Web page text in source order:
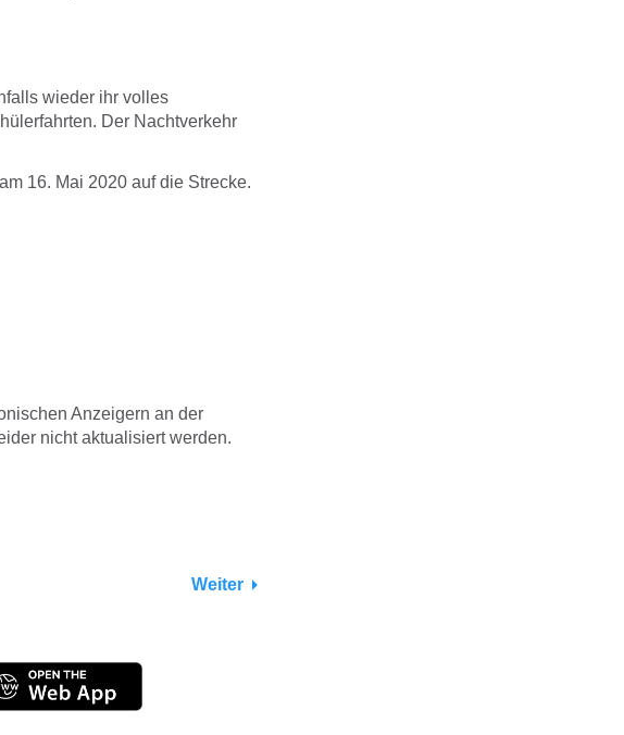
wieder ihr volles
Der Nachtverkehr
16. Mai 2020 auf die Strecke.
Anzeigern an der
nicht aktualisiert werden.
Weiter